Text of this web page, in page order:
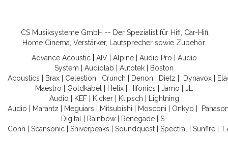
CS Musiksysteme GmbH -- Der Spezialist für Hifi, Car-Hifi,
Home Cinema, Verstärker, Lautsprecher sowie Zubehör.
Advance Acoustic
AIV| Alpine| Audio Pro
Audio
System
Audiolab Autotek
Boston
Acoustics
Brax Celestion Crunch Denon Dietz Dynavox
Maestro
Goldkabel Helix Hifonics Jamo
JL
Audio
KEF| Kicker| Klipsch
Lightning
Audio
Marantz Meguiars Mitsubishi Mosconi Onkyo
Digital
Rainbow| Renegade| S-
Conn
Scansonic Shiverpeaks Soundquest Spectral Sunfire